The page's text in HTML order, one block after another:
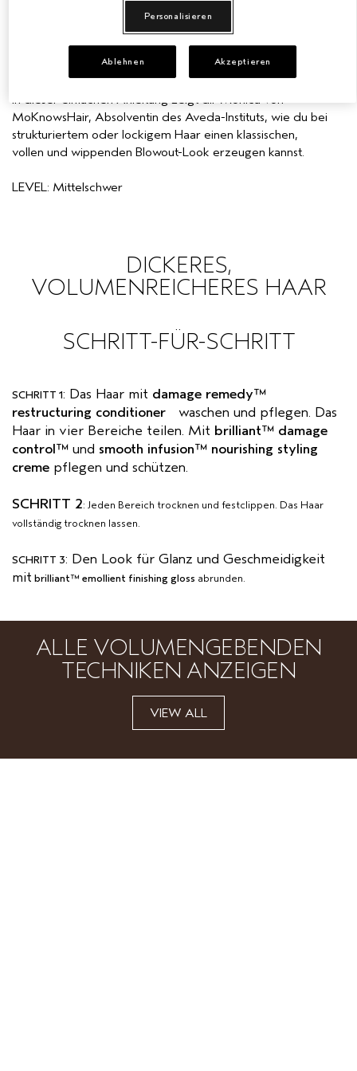
EMPFINDLICHE KOPFHAUT
PURE ABUNDANCE
ALLE KOLLEKTIONEN
PRO STYLING-TIPPS FÜR EINEN
SEIDIG-VOLUMINÖSEN
BLOWOUT-LOOK
In dieser einfachen Anleitung zeigt dir Monica von
MoKnowsHair, Absolventin des Aveda-Instituts, wie du bei
strukturiertem oder lockigem Haar einen klassischen,
vollen und wippenden Blowout-Look erzeugen kannst.
LEVEL: Mittelschwer
DICKERES,
VOLUMENREICHERES HAAR
SCHRITT-FÜR-SCHRITT
SCHRITT 1: Das Haar mit damage remedy™
restructuring conditioner
waschen und pflegen. Das
Haar in vier Bereiche teilen. Mit brilliant™ damage
control™ und smooth infusion™ nourishing styling
creme pflegen und schützen.
SCHRITT 2: Jeden Bereich trocknen und festclippen. Das Haar
vollständig trocknen lassen.
SCHRITT 3: Den Look für Glanz und Geschmeidigkeit
mit brilliant™ emollient finishing gloss abrunden.
ALLE VOLUMENGEBENDEN
TECHNIKEN ANZEIGEN
VIEW ALL
Personalisieren
Ablehnen Akzeptieren